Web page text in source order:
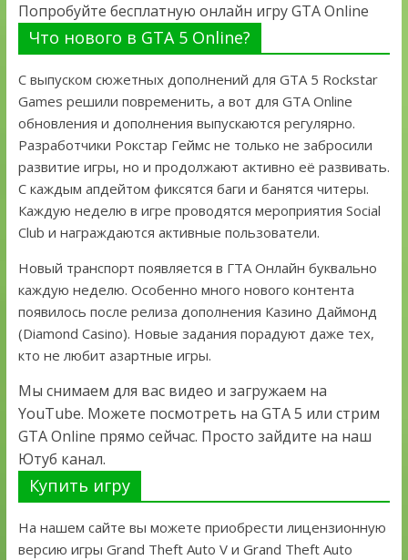
Попробуйте бесплатную онлайн игру GTA Online
Что нового в GTA 5 Online?
С выпуском сюжетных дополнений для GTA 5 Rockstar
Games решили повременить, а вот для GTA Online
обновления и дополнения выпускаются регулярно.
Разработчики Рокстар Геймс не только не забросили
развитие игры, но и продолжают активно её развивать.
С каждым апдейтом фиксятся баги и банятся читеры.
Каждую неделю в игре проводятся мероприятия Social
Club и награждаются активные пользователи.
Новый транспорт появляется в ГТА Онлайн буквально
каждую неделю. Особенно много нового контента
появилось после релиза дополнения Казино Даймонд
(Diamond Casino). Новые задания порадуют даже тех,
кто не любит азартные игры.
Мы снимаем для вас видео и загружаем на
YouTube. Можете посмотреть на GTA 5 или стрим
GTA Online прямо сейчас. Просто зайдите на наш
Ютуб канал.
Купить игру
На нашем сайте вы можете приобрести лицензионную
версию игры Grand Theft Auto V и Grand Theft Auto